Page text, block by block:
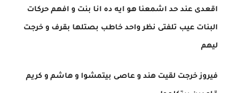
اقعدى عند حد اشمعنا هو ايه ده انا بنت و افهم حركات
البنات عيب تلفتى نظر واحد خاطب بصتلها بقرف و خرجت
ليهم
فيروز خرجت لقيت هند و عاصى بيتمشوا و هاشم و كريم